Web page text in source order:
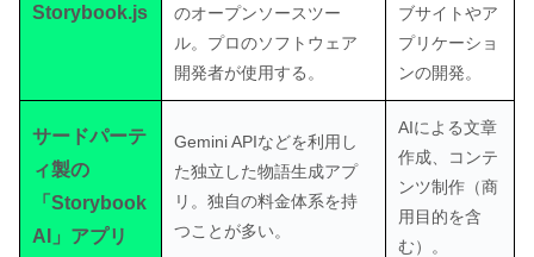
Storybook.js
のオープンソースツー
ル。プロのソフトウェア
開発者が使用する。
ブサイトやア
プリケーショ
ンの開発。
サードパーテ
ィ製の
「Storybook
AI」アプリ
Gemini APIなどを利用し
た独立した物語生成アプ
リ。独自の料金体系を持
つことが多い。
AIによる文章
作成、コンテ
ンツ制作（商
用目的を含
む）。